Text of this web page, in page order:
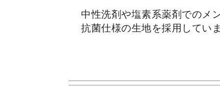
中性洗剤や塩素系薬剤でのメ
抗菌仕様の生地を採用してい